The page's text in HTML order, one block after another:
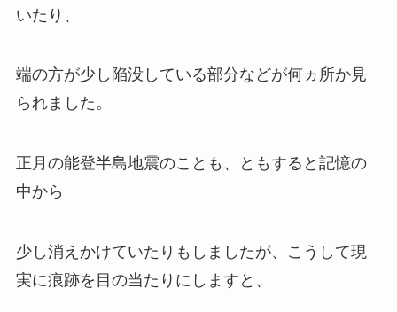
いたり、
端の方が少し陥没している部分などが何ヵ所か見
られました。
正月の能登半島地震のことも、ともすると記憶の
中から
少し消えかけていたりもしましたが、こうして現
実に痕跡を目の当たりにしますと、